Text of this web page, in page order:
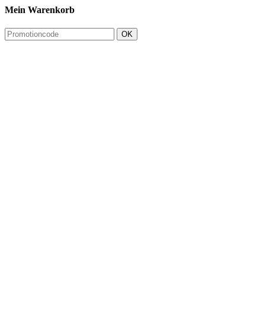
Mein Warenkorb
OK